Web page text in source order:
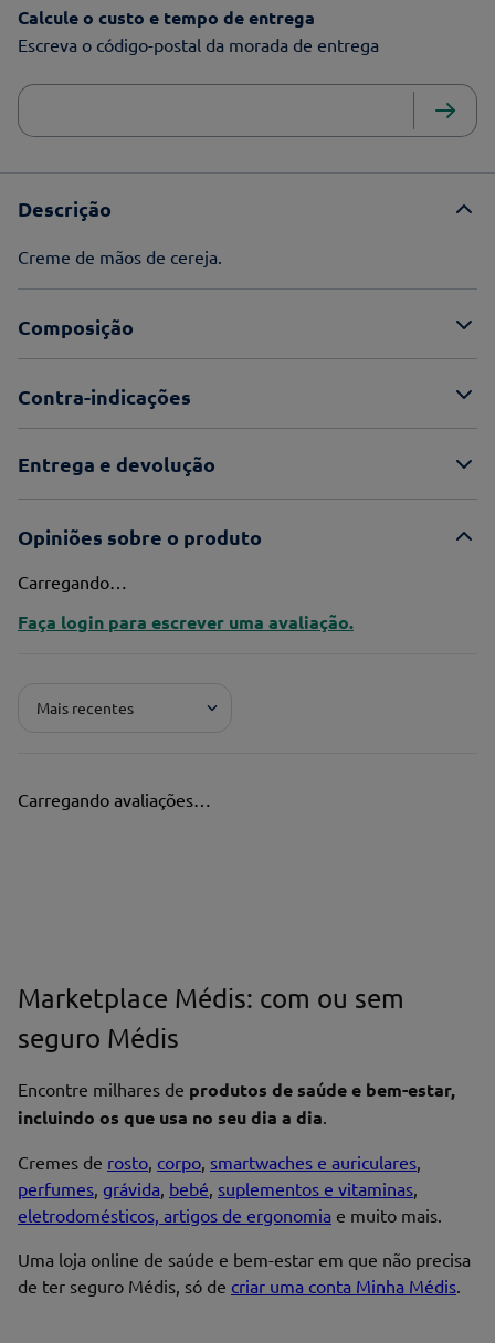
Calcule o custo e tempo de entrega
Escreva o código-postal da morada de entrega
Descrição
Creme de mãos de cereja.
Composição
Contra-indicações
Entrega e devolução
Opiniões sobre o produto
Carregando…
Faça login para escrever uma avaliação.
Mais recentes
Carregando avaliações…
Marketplace Médis: com ou sem
seguro Médis
Encontre milhares de produtos de saúde e bem-estar,
incluindo os que usa no seu dia a dia.
Cremes de rosto, corpo, smartwaches e auriculares,
perfumes, grávida, bebé, suplementos e vitaminas,
eletrodomésticos, artigos de ergonomia e muito mais.
Uma loja online de saúde e bem-estar em que não precisa
de ter seguro Médis, só de criar uma conta Minha Médis.